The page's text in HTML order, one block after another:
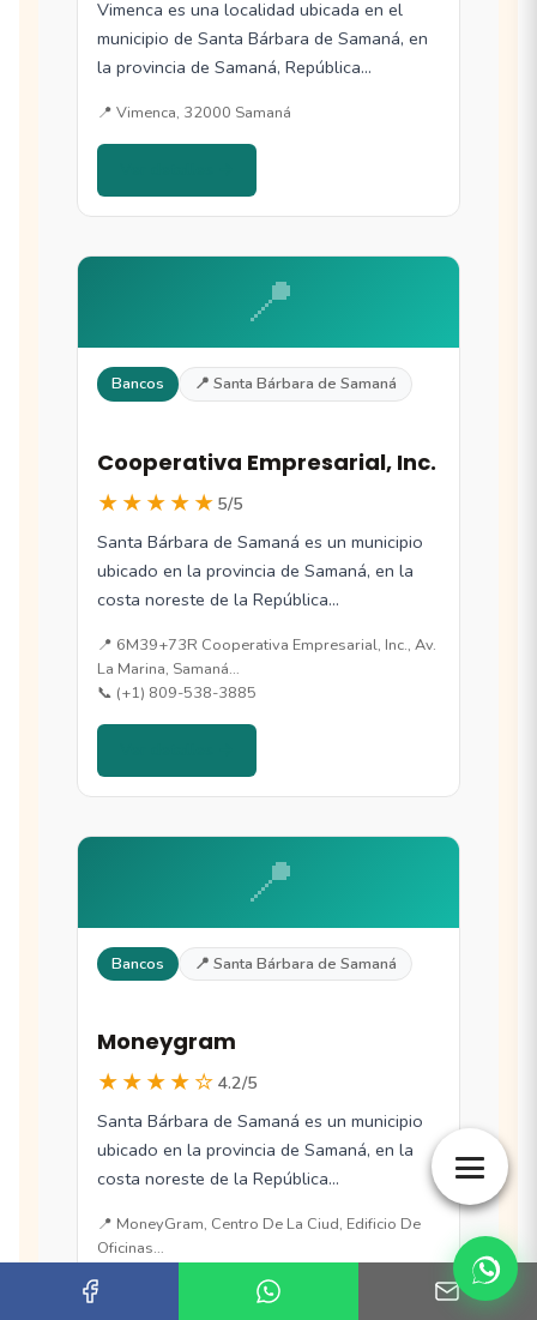
Vimenca es una localidad ubicada en el
municipio de Santa Bárbara de Samaná, en
la provincia de Samaná, República
📍 Vimenca, 32000 Samaná
📍
Bancos 📍 Santa Bárbara de Samaná
Cooperativa Empresarial, Inc.
★★★★★ 5/5
Santa Bárbara de Samaná es un municipio
ubicado en la provincia de Samaná, en la
costa noreste de la República…
📍 6M39+73R Cooperativa Empresarial, Inc., Av.
La Marina, Samaná…
📞 (+1) 809-538-3885
📍
Bancos 📍 Santa Bárbara de Samaná
Moneygram
★★★★☆ 4.2/5
Santa Bárbara de Samaná es un municipio
ubicado en la provincia de Samaná, en la
costa noreste de la República…
📍 MoneyGram, Centro De La Ciud, Edificio De
Oficinas…